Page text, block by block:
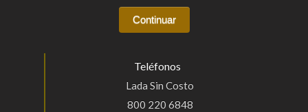
Teléfonos
Lada Sin Costo
800 220 6848